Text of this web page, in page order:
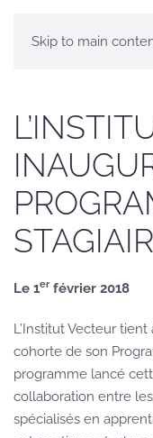
Skip to main
Le 1er février 2018
L’Institut Vecteur
cohorte de son
programme lancé
collaboration entre
spécialisés en